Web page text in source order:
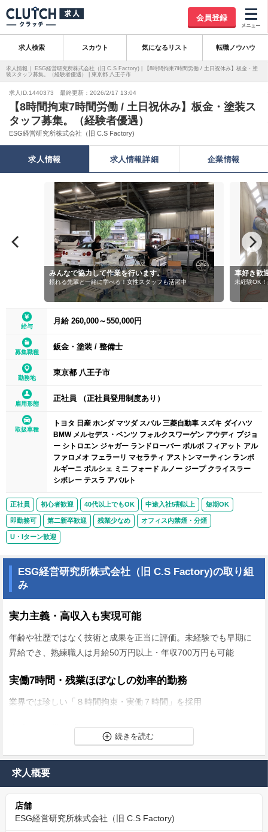
会員登録
求人検索 スカウト 気になるリスト 転職ノウハウ
求人情報｜ ESG経営研究所株式会社（旧 C.S Factory) | 【8時間拘束7時間労働 / 土日祝休み】板金・塗
装スタッフ募集。（経験者優遇） | 東京都 八王子市
求人ID.1440373 最終更新：2026/2/17 13:04
【8時間拘束7時間労働 / 土日祝休み】板金・塗装ス
タッフ募集。（経験者優遇）
ESG経営研究所株式会社（旧 C.S Factory)
求人情報 求人情報詳細 企業情報
車好き歓
未経験OK
みんなで協力して作業を行います。
頼れる先輩と一緒に学べる！女性スタッフも活躍中
給与
月給 260,000～550,000円
募集職種
鈑金・塗装 / 整備士
勤務地
東京都 八王子市
雇用形態
正社員 （正社員登用制度あり）
取扱車種
トヨタ 日産 ホンダ マツダ スバル 三菱自動車 スズキ ダイハツ
BMW メルセデス・ベンツ フォルクスワーゲン アウディ プジョ
ー シトロエン ジャガー ランドローバー ボルボ フィアット アル
ファロメオ フェラーリ マセラティ アストンマーティン ランボ
ルギーニ ポルシェ ミニ フォード ルノー ジープ クライスラー
シボレー テスラ アバルト
正社員 初心者歓迎 40代以上でもOK 中途入社5割以上 短期OK
即勤務可 第二新卒歓迎 残業少なめ オフィス内禁煙・分煙
U・Iターン歓迎
ESG経営研究所株式会社（旧 C.S Factory)の取り組
み
実力主義・高収入も実現可能
年齢や社歴ではなく技術と成果を正当に評価。未経験でも早期に
昇給でき、熟練職人は月給50万円以上・年収700万円も可能
実働7時間・残業ほぼなしの効率的勤務
業界では珍しい「８時間拘束・実働７時間」を採用
充実の作業環境
間
、４輪アライメントテスター、スポット溶接 / スタッド溶植機、フ
技術力を磨くにも最適な環境です。
求人概要
店舗
ESG経営研究所株式会社（旧 C.S Factory)